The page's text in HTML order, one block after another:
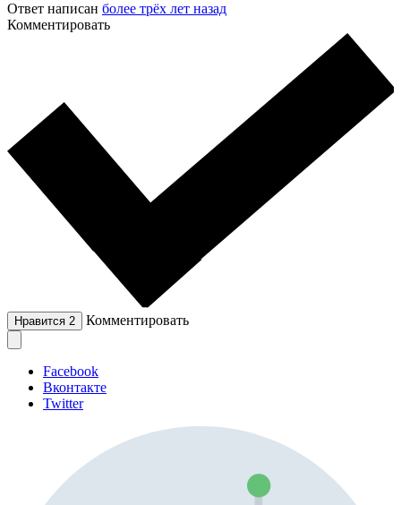
Ответ написан более трёх лет назад
Комментировать
Нравится 2 Комментировать
Facebook
Вконтакте
Twitter